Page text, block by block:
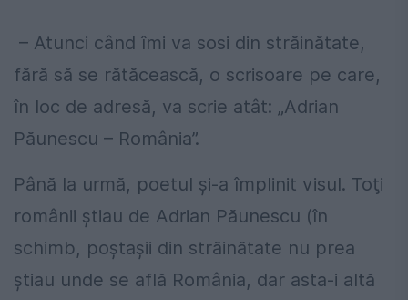
– Atunci când îmi va sosi din străinătate,
fără să se rătăcească, o scrisoare pe care,
în loc de adresă, va scrie atât: „Adrian
Păunescu – România”.
Până la urmă, poetul şi-a împlinit visul. Toţi
românii ştiau de Adrian Păunescu (în
schimb, poştaşii din străinătate nu prea
ştiau unde se află România, dar asta-i altă